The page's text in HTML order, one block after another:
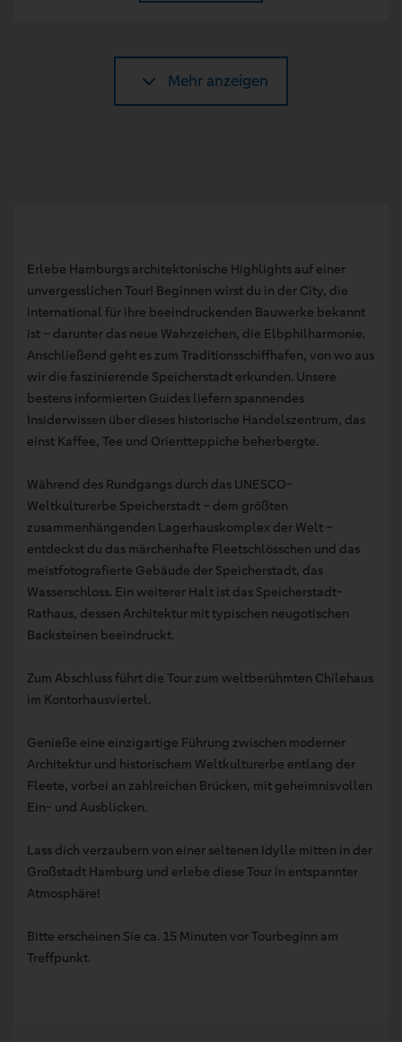
Mehr anzeigen
Erlebe Hamburgs architektonische Highlights auf einer
unvergesslichen Tour! Beginnen wirst du in der City, die
international für ihre beeindruckenden Bauwerke bekannt
ist – darunter das neue Wahrzeichen, die Elbphilharmonie.
Anschließend geht es zum Traditionsschiffhafen, von wo aus
wir die faszinierende Speicherstadt erkunden. Unsere
bestens informierten Guides liefern spannendes
Insiderwissen über dieses historische Handelszentrum, das
einst Kaffee, Tee und Orientteppiche beherbergte.
Während des Rundgangs durch das UNESCO-
Weltkulturerbe Speicherstadt – dem größten
zusammenhängenden Lagerhauskomplex der Welt –
entdeckst du das märchenhafte Fleetschlösschen und das
meistfotografierte Gebäude der Speicherstadt, das
Wasserschloss. Ein weiterer Halt ist das Speicherstadt-
Rathaus, dessen Architektur mit typischen neugotischen
Backsteinen beeindruckt.
Zum Abschluss führt die Tour zum weltberühmten Chilehaus
im Kontorhausviertel.
Genieße eine einzigartige Führung zwischen moderner
Architektur und historischem Weltkulturerbe entlang der
Fleete, vorbei an zahlreichen Brücken, mit geheimnisvollen
Ein- und Ausblicken.
Lass dich verzaubern von einer seltenen Idylle mitten in der
Großstadt Hamburg und erlebe diese Tour in entspannter
Atmosphäre!
Bitte erscheinen Sie ca. 15 Minuten vor Tourbeginn am
Treffpunkt.